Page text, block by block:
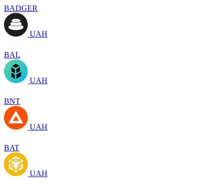
BADGER
UAH
BAL
UAH
BNT
UAH
BAT
UAH